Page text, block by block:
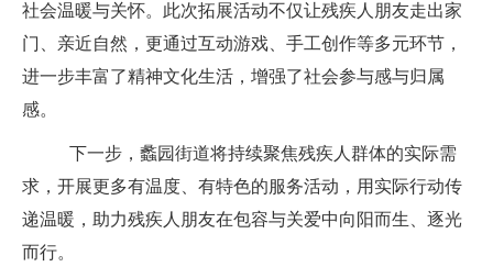
社会温暖与关怀。此次拓展活动不仅让残疾人朋友走出家
门、亲近自然，更通过互动游戏、手工创作等多元环节，
进一步丰富了精神文化生活，增强了社会参与感与归属
感。
下一步，蠡园街道将持续聚焦残疾人群体的实际需
求，开展更多有温度、有特色的服务活动，用实际行动传
递温暖，助力残疾人朋友在包容与关爱中向阳而生、逐光
而行。